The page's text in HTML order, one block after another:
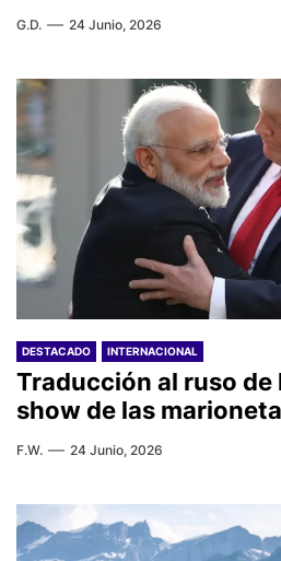
G.D. 24 Junio, 2026
DESTACADO INTERNACIONAL
Traducción al ruso de
show de las
F.W. 24 Junio, 2026